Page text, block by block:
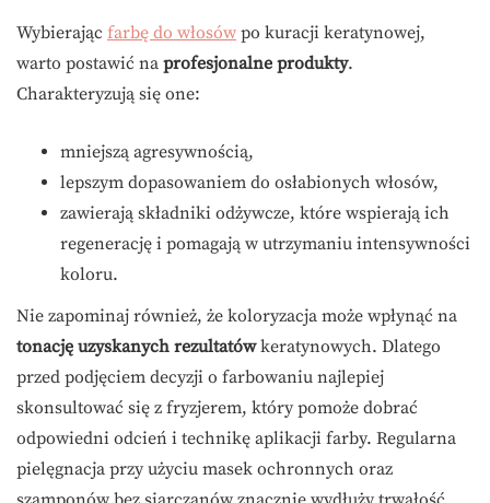
Wybierając farbę do włosów po kuracji keratynowej,
warto postawić na profesjonalne produkty.
Charakteryzują się one:
mniejszą agresywnością,
lepszym dopasowaniem do osłabionych włosów,
zawierają składniki odżywcze, które wspierają ich
regenerację i pomagają w utrzymaniu intensywności
koloru.
Nie zapominaj również, że koloryzacja może wpłynąć na
tonację uzyskanych rezultatówkeratynowych. Dlatego
przed podjęciem decyzji o farbowaniu najlepiej
skonsultować się z fryzjerem, który pomoże dobrać
odpowiedni odcień i technikę aplikacji farby. Regularna
pielęgnacja przy użyciu masek ochronnych oraz